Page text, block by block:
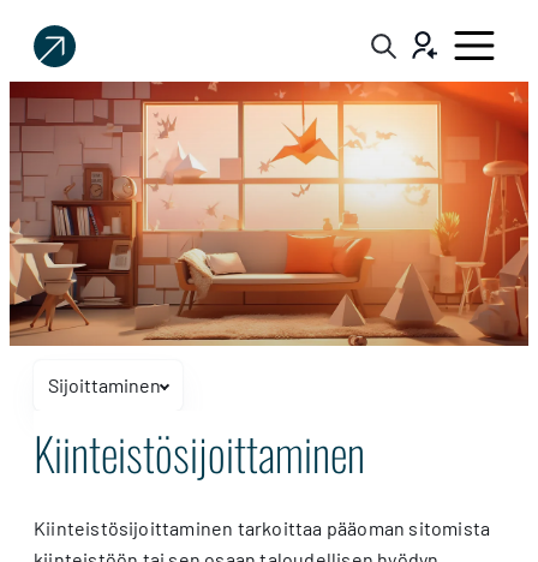
Sijoittaja.fi
Tee
sijoituspäätöksiä
Sijoittaminen
Näytä tai piilota navigaatio
Kiinteistösijoittaminen
Kiinteistösijoittaminen
Kiinteistösijoittaminen tarkoittaa pääoman sitomista